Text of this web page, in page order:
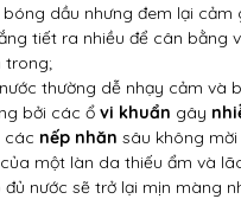
dầu nhưng đem lại cảm
tiết ra nhiều để cân bằng
trong;
thường dễ nhạy cảm và
bởi các ổ vi khuẩn gây
các nếp nhăn sâu không
một làn da thiếu ẩm và
nước sẽ trở lại mịn màng